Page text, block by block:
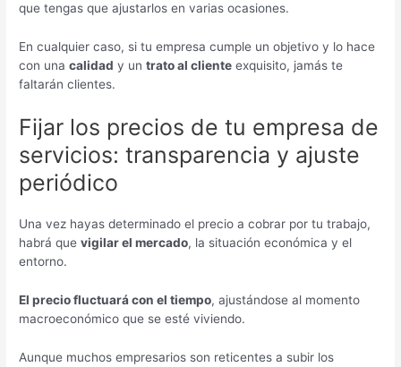
que tengas que ajustarlos en varias ocasiones.
En cualquier caso, si tu empresa cumple un objetivo y lo hace
con unacalidad y untrato al cliente exquisito, jamás te
faltarán clientes.
Fijar los precios de tu empresa de
servicios: transparencia y ajuste
periódico
Una vez hayas determinado el precio a cobrar por tu trabajo,
habrá quevigilar el mercado, la situación económica y el
entorno.
El precio fluctuará con el tiempo, ajustándose al momento
macroeconómico que se esté viviendo.
Aunque muchos empresarios son reticentes a subir los